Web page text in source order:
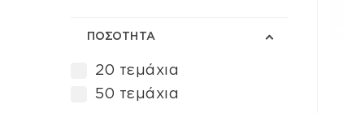
ΠΟΣΟΤΗΤΑ
20 τεμάχια
50 τεμάχια